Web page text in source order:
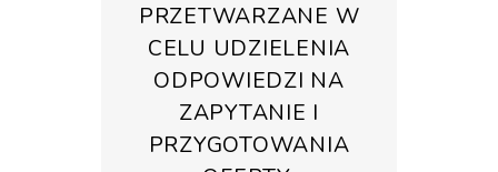
PRZETWARZANE W
CELU UDZIELENIA
ODPOWIEDZI NA
ZAPYTANIE I
PRZYGOTOWANIA